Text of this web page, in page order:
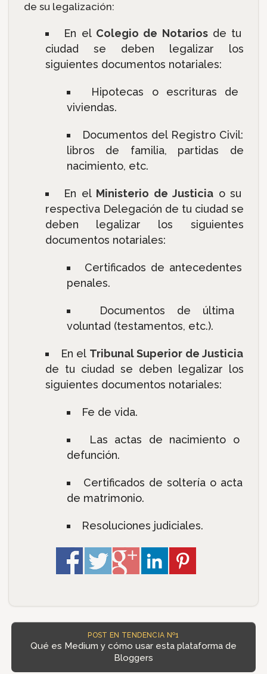
de su legalización:
En el Colegio de Notariosde tu
ciudad se deben legalizar los
siguientes documentos notariales:
Hipotecas o escrituras de
viviendas.
Documentos del Registro Civil:
libros de familia, partidas de
nacimiento, etc.
En el Ministerio de Justicia o su
respectiva Delegación de tu ciudad se
deben legalizar los siguientes
documentos notariales:
Certificados de antecedentes
penales.
Documentos de última
voluntad (testamentos, etc.).
En el Tribunal Superior de Justicia
de tu ciudad se deben legalizar los
siguientes documentos notariales:
Fe de vida.
Las actas de nacimiento o
defunción.
Certificados de soltería o acta
de matrimonio.
Resoluciones judiciales.
POST EN TENDENCIA Nº1
Qué es Medium y cómo usar esta plataforma de
Bloggers